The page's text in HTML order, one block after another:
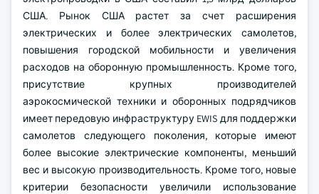
США. Рынок США растет за счет расширения
электрических и более электрических самолетов,
повышения городской мобильности и увеличения
расходов на оборонную промышленность. Кроме того,
присутствие крупных производителей
аэрокосмической техники и оборонных подрядчиков
имеет передовую инфраструктуру EWIS для поддержки
самолетов следующего поколения, которые имеют
более высокие электрические компоненты, меньший
вес и высокую производительность. Кроме того, новые
критерии безопасности увеличили использование